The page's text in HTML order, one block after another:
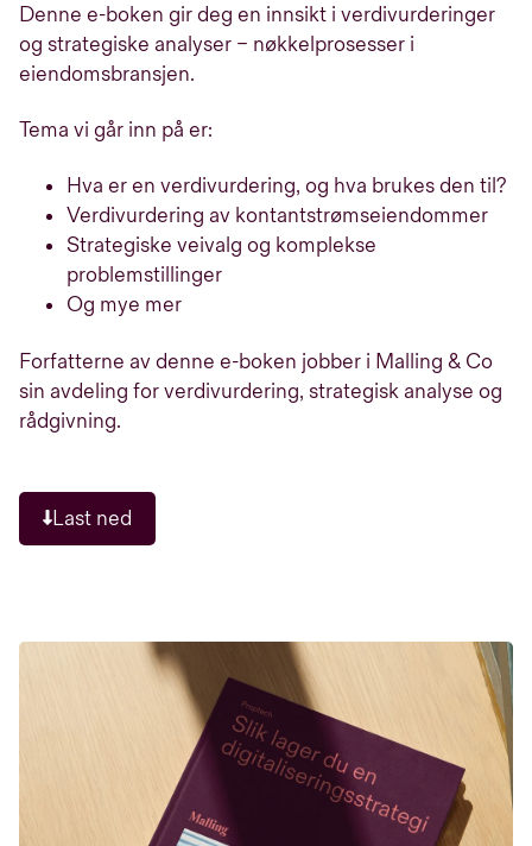
Denne e-boken gir deg en innsikt i verdivurderinger
og strategiske analyser – nøkkelprosesser i
eiendomsbransjen.
Tema vi går inn på er:
Hva er en verdivurdering, og hva brukes den til?
Verdivurdering av kontantstrømseiendommer
Strategiske veivalg og komplekse
problemstillinger
Og mye mer
Forfatterne av denne e-boken jobber i Malling & Co
sin avdeling for verdivurdering, strategisk analyse og
rådgivning.
Last ned